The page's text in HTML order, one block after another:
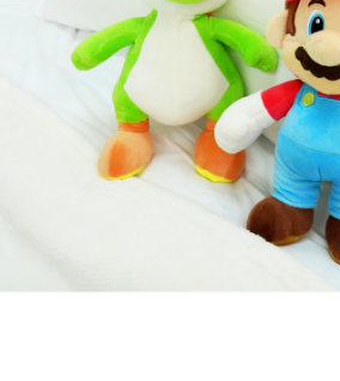
페이코 라이
구매